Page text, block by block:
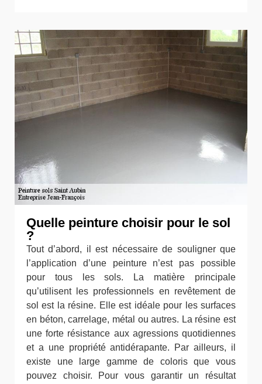
Quelle peinture choisir pour le sol
?
Tout d’abord, il est nécessaire de souligner que
l’application d’une peinture n’est pas possible
pour tous les sols. La matière principale
qu’utilisent les professionnels en revêtement de
sol est la résine. Elle est idéale pour les surfaces
en béton, carrelage, métal ou autres. La résine est
une forte résistance aux agressions quotidiennes
et a une propriété antidérapante. Par ailleurs, il
existe une large gamme de coloris que vous
pouvez choisir. Pour vous garantir un résultat